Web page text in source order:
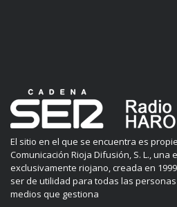
El sitio en el que se encuentra es
Comunicación Rioja Difusión, S. L., una
exclusivamente riojano, creada en
ser de utilidad para todas las
medios que gestiona